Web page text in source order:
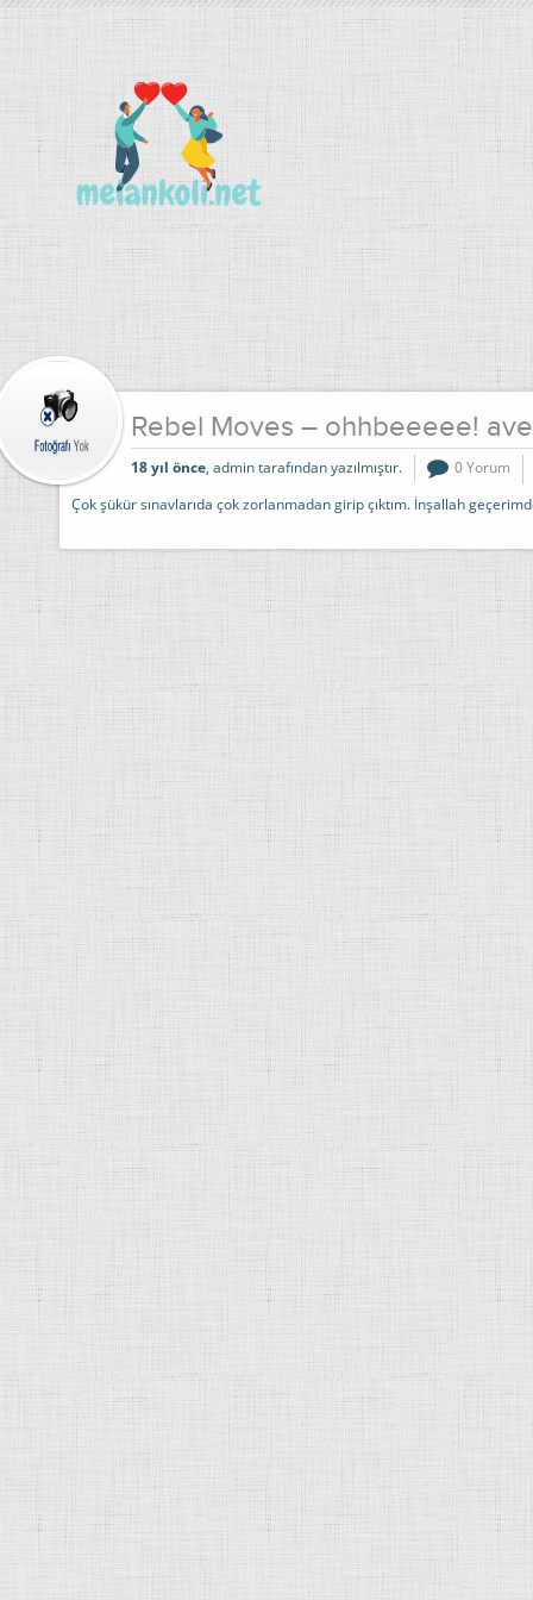
Rebel Moves – ohhbeeeee!
18 yıl önce, admin tarafından yazılmıştır.
0 Yorum
Çok şükür sınavlarıda çok zorlanmadan girip çıktım. İnşallah